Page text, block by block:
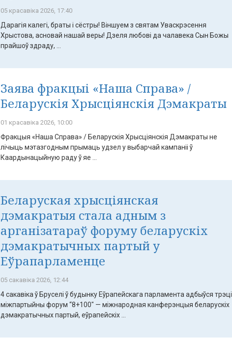
05 красавіка 2026, 17:40
Дарагія калегі, браты і сёстры! Віншуем з святам Уваскрэсення
Хрыстова, асновай нашай веры! Дзеля любові да чалавека Сын Божы
прайшоў здраду, ...
Заява фракцыі «Наша Справа» /
Беларускія Хрысціянскія Дэмакраты
01 красавіка 2026, 10:00
Фракцыя «Наша Справа» / Беларускія Хрысціянскія Дэмакраты не
лічыць мэтазгодным прымаць удзел у выбарчай кампаніі ў
Каардынацыйную раду ў яе ...
Беларуская хрысціянская
дэмакратыя стала адным з
арганізатараў форуму беларускіх
дэмакратычных партый у
Еўрапарламенце
05 сакавіка 2026, 12:44
4 сакавіка ў Бруселі ў будынку Еўрапейскага парламента адбыўся трэці
міжпартыйны форум “8+100" — міжнародная канферэнцыя беларускіх
дэмакратычных партый, еўрапейскіх ...